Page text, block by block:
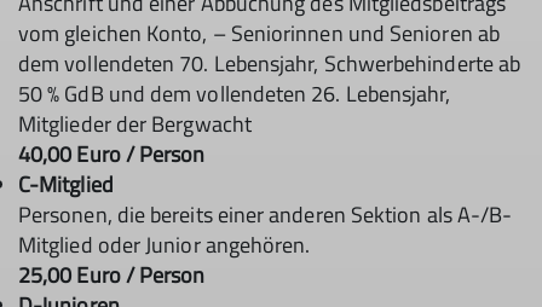
vom gleichen Konto, – Seniorinnen und Senioren ab
dem vollendeten 70. Lebensjahr, Schwerbehinderte ab
50 % GdB und dem vollendeten 26. Lebensjahr,
Mitglieder der Bergwacht
40,00 Euro / Person
C-Mitglied
Personen, die bereits einer anderen Sektion als A-/B-
Mitglied oder Junior angehören.
25,00 Euro / Person